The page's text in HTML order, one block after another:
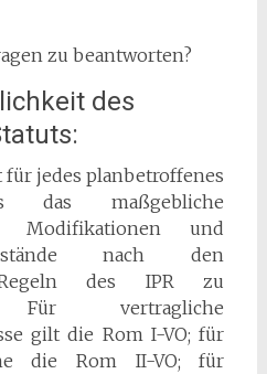
zu beantworten?
des
für jedes planbetroffenes
das maßgebliche
Modifikationen und
nach den
des IPR zu
Für vertragliche
gilt die Rom I-VO; für
die Rom II-VO; für